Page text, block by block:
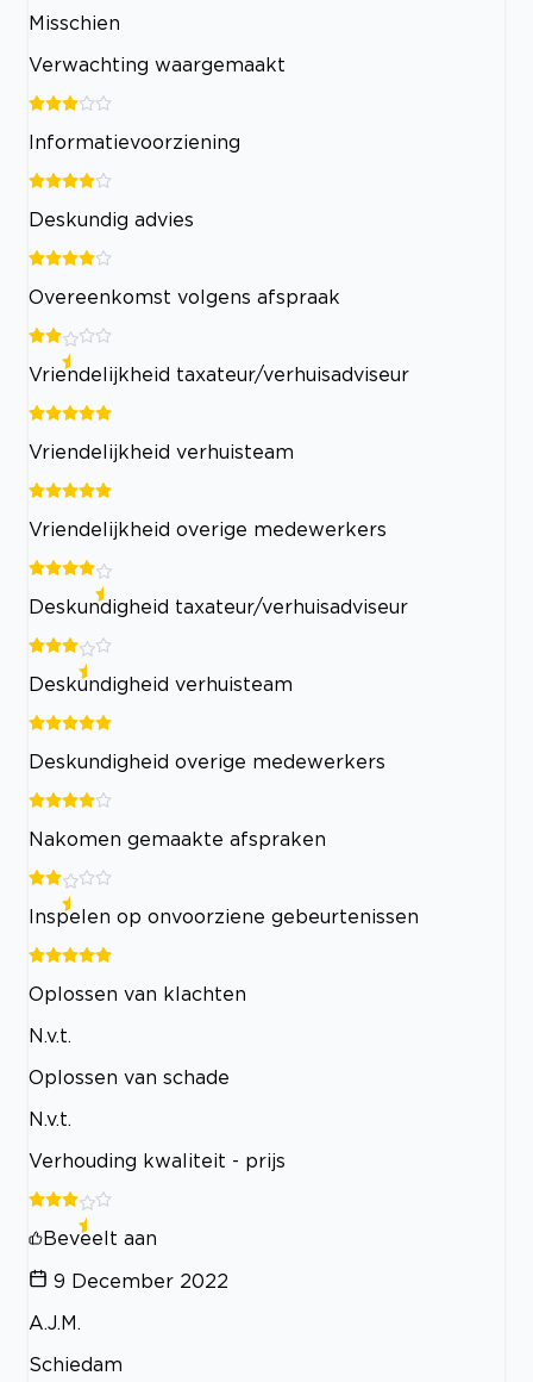
Misschien
Verwachting waargemaakt
Informatievoorziening
Deskundig advies
Overeenkomst volgens afspraak
Vriendelijkheid taxateur/verhuisadviseur
Vriendelijkheid verhuisteam
Vriendelijkheid overige medewerkers
Deskundigheid taxateur/verhuisadviseur
Deskundigheid verhuisteam
Deskundigheid overige medewerkers
Nakomen gemaakte afspraken
Inspelen op onvoorziene gebeurtenissen
Oplossen van klachten
N.v.t.
Oplossen van schade
N.v.t.
Verhouding kwaliteit - prijs
Beveelt aan
9 December 2022
A.J.M.
Schiedam